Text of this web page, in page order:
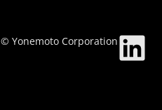
© Yonemoto Corporation